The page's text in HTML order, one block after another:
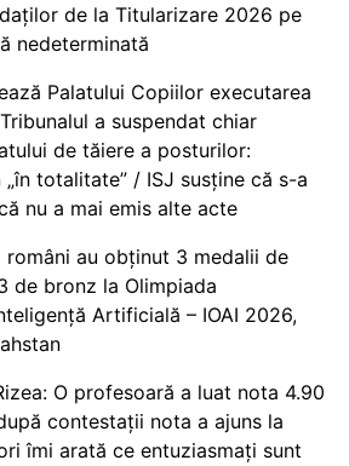
de la Titularizare 2026 pe
nedeterminată
Palatului Copiilor executarea
a suspendat chiar
de tăiere a posturilor:
totalitate” / ISJ susține că s-a
nu a mai emis alte acte
români au obținut 3 medalii de
de bronz la Olimpiada
Artificială – IOAI 2026,
O profesoară a luat nota 4.90
contestații nota a ajuns la
îmi arată ce entuziasmați sunt